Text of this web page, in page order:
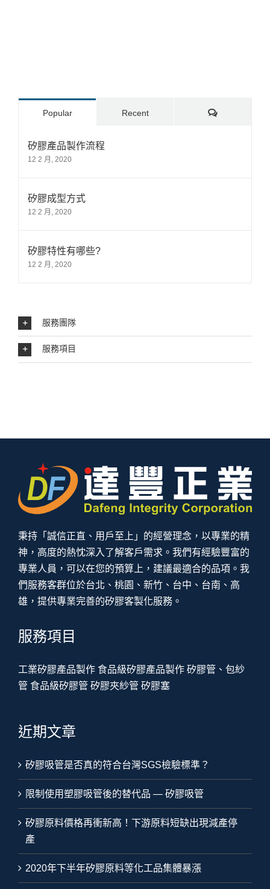
Popular Recent Comments
矽膠產品製作流程
12 2 月, 2020
矽膠成型方式
12 2 月, 2020
矽膠特性有哪些?
12 2 月, 2020
服務團隊
服務項目
秉持「誠信正直、用戶至上」的經營理念，以專業的精
神，高度的熱忱深入了解客戶需求。我們有經驗豐富的
專業人員，可以在您的預算上，建議最適合的品項。我
們服務客群位於台北、桃園、新竹、台中、台南、高
雄，提供專業完善的矽膠客製化服務。
服務項目
工業矽膠產品製作 食品級矽膠產品製作 矽膠管、包紗
管 食品級矽膠管 矽膠夾紗管 矽膠塞
近期文章
矽膠吸管是否真的符合台灣SGS檢驗標準？
限制使用塑膠吸管後的替代品 — 矽膠吸管
矽膠原料價格再衝新高！下游原料短缺出現減產停
產
2020年下半年矽膠原料等化工品集體暴漲